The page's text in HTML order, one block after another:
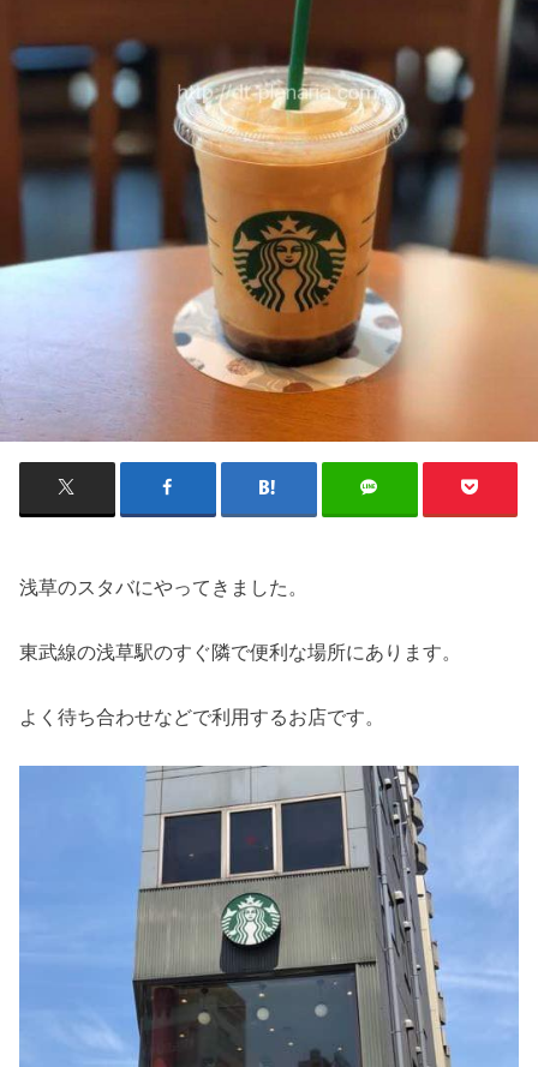
浅草のスタバにやってきました。
東武線の浅草駅のすぐ隣で便利な場所にあります。
よく待ち合わせなどで利用するお店です。